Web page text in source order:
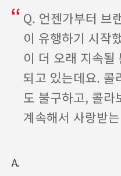
Q. 언젠가부터 브
이 유행하기 시작
이 더 오래 지속
되고 있는데요. 콜
도 불구하고, 콜라
계속해서 사랑받
A.